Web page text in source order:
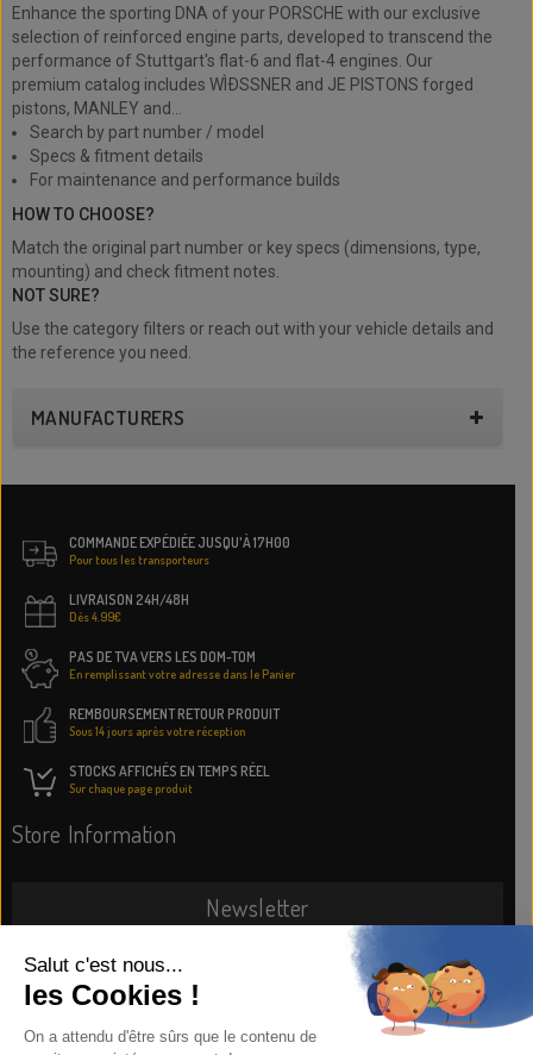
Enhance the sporting DNA of your PORSCHE with our exclusive
selection of reinforced engine parts, developed to transcend the
performance of Stuttgart's flat-6 and flat-4 engines. Our
premium catalog includes WÌÐSSNER and JE PISTONS forged
pistons, MANLEY and...
Search by part number / model
Specs & fitment details
For maintenance and performance builds
HOW TO CHOOSE?
Match the original part number or key specs (dimensions, type,
mounting) and check fitment notes.
NOT SURE?
Use the category filters or reach out with your vehicle details and
the reference you need.
MANUFACTURERS
COMMANDE EXPÉDIÉE JUSQU'À 17H00
Pour tous les transporteurs
LIVRAISON 24H/48H
Dès 4.99€
PAS DE TVA VERS LES DOM-TOM
En remplissant votre adresse dans le Panier
REMBOURSEMENT RETOUR PRODUIT
Sous 14 jours après votre réception
STOCKS AFFICHÉS EN TEMPS RÉEL
Sur chaque page produit
Store Information
Newsletter